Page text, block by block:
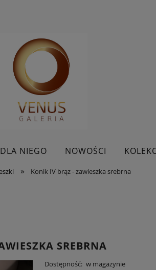
NIEGO NOWOŚCI
KONTAKT PROMOCJE
» Konik IV brąz - zawieszka srebrna
SREBRNA
Dostępność: w magazynie